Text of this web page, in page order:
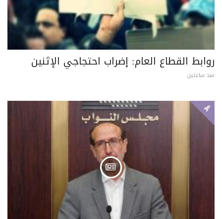
روابط القطاع العام: إضراب احتجاجي الإثنين
منذ ساعتين